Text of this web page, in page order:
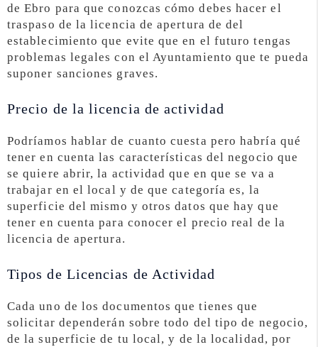
de Ebro para que conozcas cómo debes hacer el
traspaso de la licencia de apertura de del
establecimiento que evite que en el futuro tengas
problemas legales con el Ayuntamiento que te pueda
suponer sanciones graves.
Precio de la licencia de actividad
Podríamos hablar de cuanto cuesta pero habría qué
tener en cuenta las características del negocio que
se quiere abrir, la actividad que en que se va a
trabajar en el local y de que categoría es, la
superficie del mismo y otros datos que hay que
tener en cuenta para conocer el precio real de la
licencia de apertura.
Tipos de Licencias de Actividad
Cada uno de los documentos que tienes que
solicitar dependerán sobre todo del tipo de negocio,
de la superficie de tu local, y de la localidad, por